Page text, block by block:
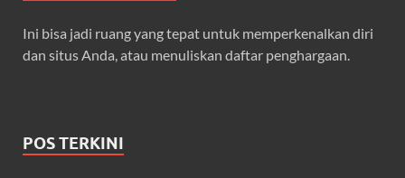
Ini bisa jadi ruang yang tepat untuk memperkenalkan diri
dan situs Anda, atau menuliskan daftar penghargaan.
POS TERKINI